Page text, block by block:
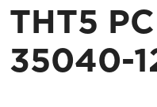
THT5
35040-